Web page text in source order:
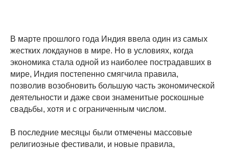
В марте прошлого года Индия ввела один из самых
жестких локдаунов в мире. Но в условиях, когда
экономика стала одной из наиболее пострадавших в
мире, Индия постепенно смягчила правила,
позволив возобновить большую часть экономической
деятельности и даже свои знаменитые роскошные
свадьбы, хотя и с ограниченным числом.
В последние месяцы были отмечены массовые
религиозные фестивали, и новые правила,